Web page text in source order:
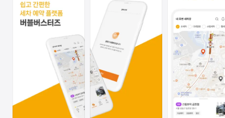
Vision
Watch